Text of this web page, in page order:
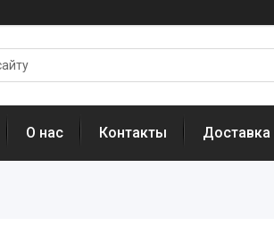
О нас Контакты Доставка